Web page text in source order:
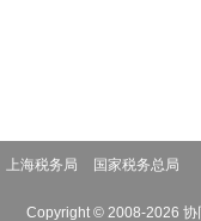
上海税务局 国家税务总局
Copyright © 2008-2026 协